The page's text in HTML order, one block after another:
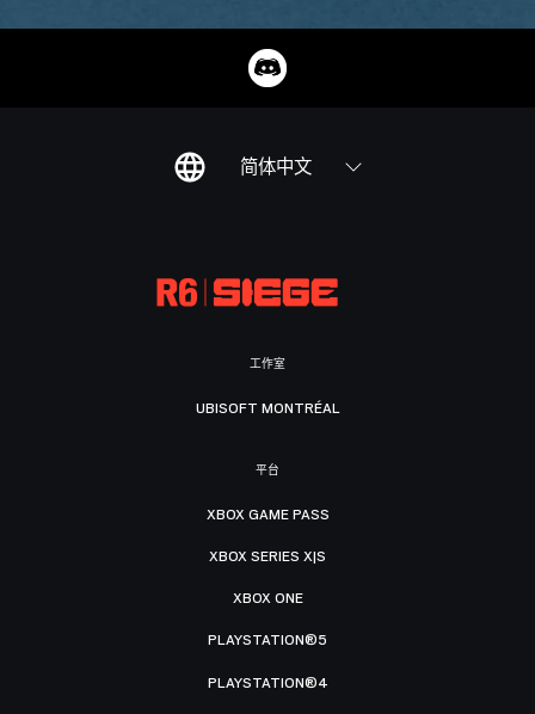
简体中文
工作室
UBISOFT MONTRÉAL
平台
XBOX GAME PASS
XBOX SERIES X|S
XBOX ONE
PLAYSTATION®5
PLAYSTATION®4